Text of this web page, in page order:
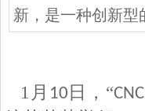
新，是一种创新型
1 月 10日，“